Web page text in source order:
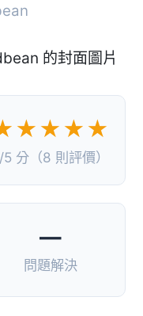
分（8 則評價）
—
問題解決